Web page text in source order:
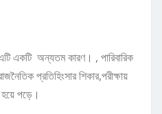
একটি অন্যতম কারণ। , পারিবারিক
প্রতিহিংসার শিকার,পরীক্ষায়
পড়ে।